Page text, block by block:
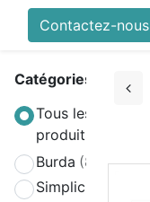
Contactez-nous
Catégories
Tous les
produits
Burda (808)
Simplicity